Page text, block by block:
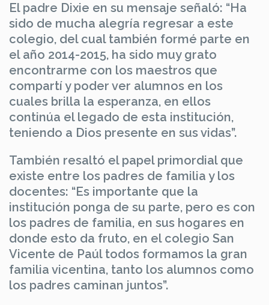
El padre Dixie en su mensaje señaló: “Ha
sido de mucha alegría regresar a este
colegio, del cual también formé parte en
el año 2014-2015, ha sido muy grato
encontrarme con los maestros que
compartí y poder ver alumnos en los
cuales brilla la esperanza, en ellos
continúa el legado de esta institución,
teniendo a Dios presente en sus vidas”.
También resaltó el papel primordial que
existe entre los padres de familia y los
docentes: “Es importante que la
institución ponga de su parte, pero es con
los padres de familia, en sus hogares en
donde esto da fruto, en el colegio San
Vicente de Paúl todos formamos la gran
familia vicentina, tanto los alumnos como
los padres caminan juntos”.